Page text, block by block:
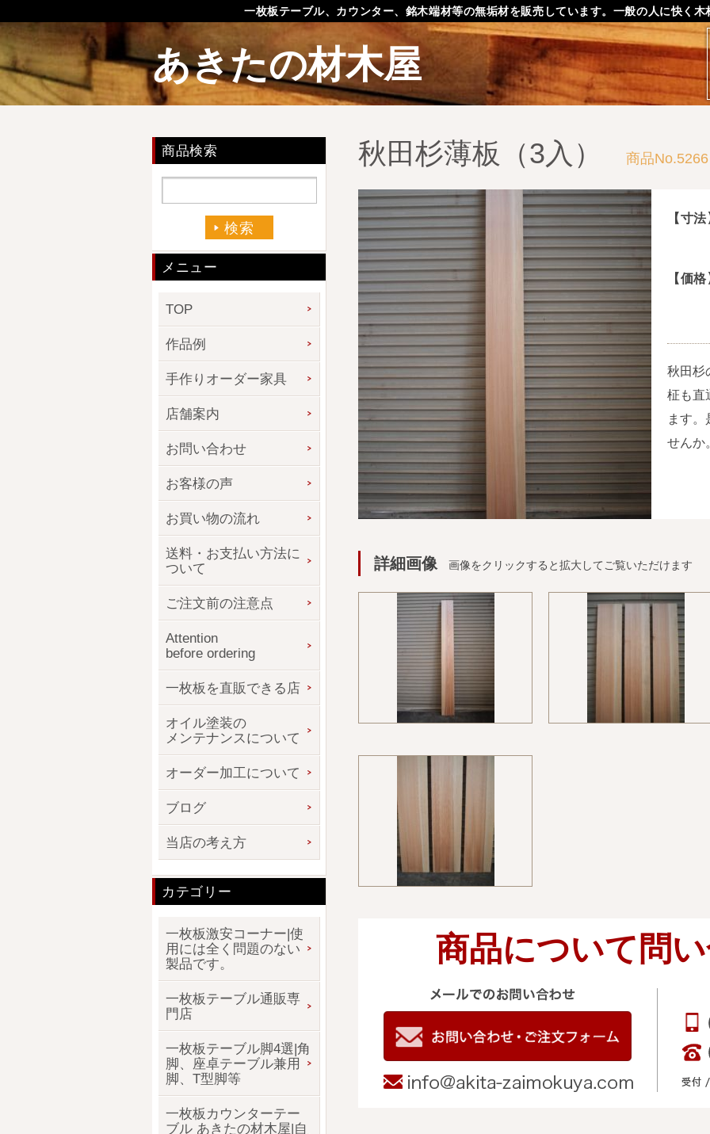
一枚板テーブル、カウンター、銘木端材等の無垢材を販売しています。一般の人に快く
あきたの材木屋
秋田杉薄板（3入） 商品No.5266
【寸
【価
秋田杉
柾も直
ます
せんか
詳細画像 画像をクリックすると拡大してご覧いただけます
商品について問
商品検索
メニュー
TOP
作品例
手作りオーダー家具
店舗案内
お問い合わせ
お客様の声
お買い物の流れ
送料・お支払い方法に
ついて
ご注文前の注意点
Attention
before ordering
一枚板を直販できる店
オイル塗装の
メンテナンスについて
オーダー加工について
ブログ
当店の考え方
カテゴリー
一枚板激安コーナー|使
用には全く問題のない
製品です。
一枚板テーブル通販専
門店
一枚板テーブル脚4選|角
脚、座卓テーブル兼用
脚、T型脚等
一枚板カウンターテー
ブル あきたの材木屋|自